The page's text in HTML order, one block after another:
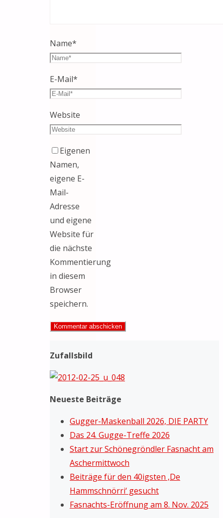
Name*
E-Mail*
Website
Eigenen
Namen,
eigene E-
Mail-
Adresse
und eigene
Website für
die nächste
Kommentierung
in diesem
Browser
speichern.
Zufallsbild
Neueste Beiträge
Gugger-Maskenball 2026, DIE PARTY
Das 24. Gugge-Treffe 2026
Start zur Schönegröndler Fasnacht am
Aschermittwoch
Beiträge für den 40igsten ‚De
Hammschnörri‘ gesucht
Fasnachts-Eröffnung am 8. Nov. 2025